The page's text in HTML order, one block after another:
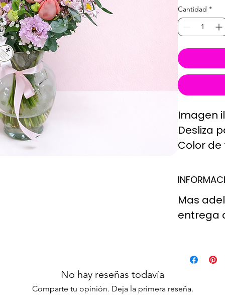
Cantidad *
Imagen
Desliza
Color de
de la
El precio
Mas
entrega
No hay reseñas todavía
Comparte tu opinión. Deja la primera reseña.